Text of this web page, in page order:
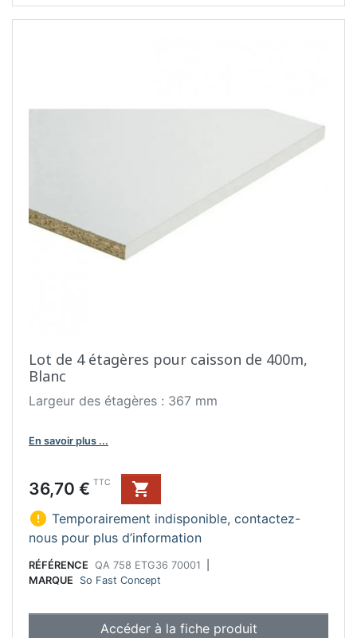
Lot de 4 étagères pour caisson de 400m,
Blanc
Largeur des étagères : 367 mm
En savoir plus ...
Prix
36,70 € TTC

 Temporairement indisponible, contactez-
nous pour plus d’information
RÉFÉRENCE QA 758 ETG36 70001
MARQUE
So Fast Concept
Accéder à la fiche produit